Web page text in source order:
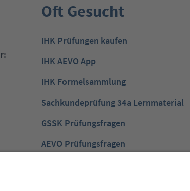
Oft Gesucht
IHK Prüfungen kaufen
IHK AEVO App
IHK Formelsammlung
Sachkundeprüfung 34a Lernmaterial
GSSK Prüfungsfragen
AEVO Prüfungsfragen